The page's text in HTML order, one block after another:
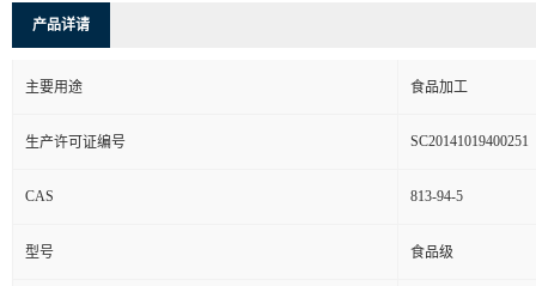
产品详请
主要用途 食品加工
生产许可证编号 SC20141019400251
CAS 813-94-5
型号 食品级